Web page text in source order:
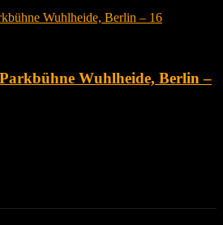
Wuhlheide, Berlin –